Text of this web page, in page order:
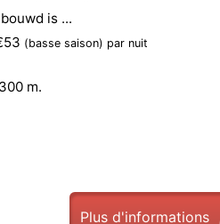
is ...
(basse saison) par nuit
m.
Plus d'informations